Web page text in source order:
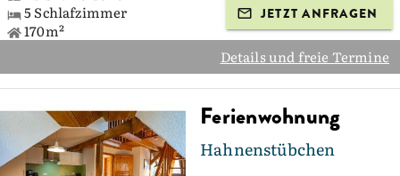
5 Schlafzimmer
170m²
JETZT ANFRAGEN
Details und freie Termine
Ferienwohnung
Hahnenstübchen